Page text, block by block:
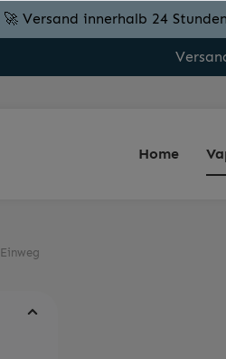
🚀 Versand innerhalb 24 Stunden
Home
Einweg